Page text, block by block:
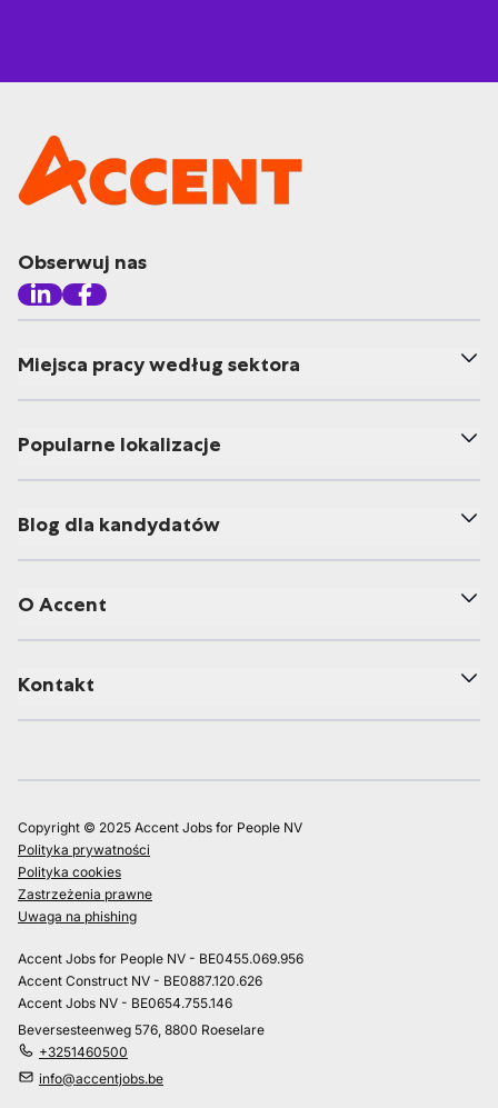
Obserwuj nas
Miejsca pracy według sektora
Popularne lokalizacje
Blog dla kandydatów
O Accent
Kontakt
Copyright © 2025 Accent Jobs for People NV
Polityka prywatności
Polityka cookies
Zastrzeżenia prawne
Uwaga na phishing
Accent Jobs for People NV - BE0455.069.956
Accent Construct NV - BE0887.120.626
Accent Jobs NV - BE0654.755.146
Beversesteenweg 576, 8800 Roeselare
+3251460500
info@accentjobs.be